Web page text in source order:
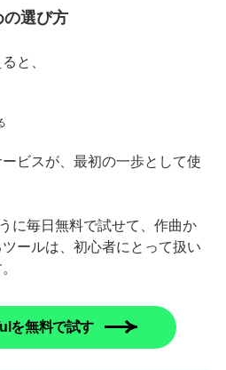
の選び方
と、
ビスが、最初の一歩として使
に毎日無料で試せて、作曲か
ールは、初心者にとって扱い
を無料で試す